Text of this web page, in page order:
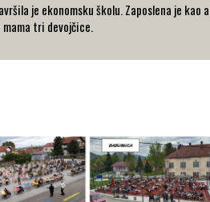
je ekonomsku školu. Zaposlena je
mama tri devojčice.